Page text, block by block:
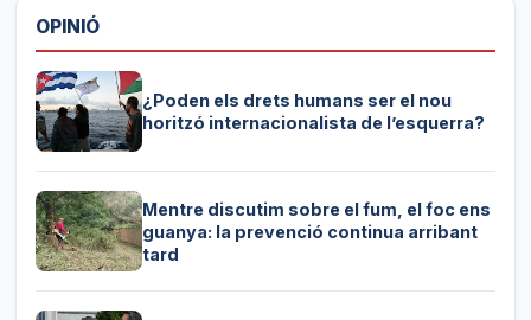
OPINIÓ
¿Poden els drets humans ser el nou
horitzó internacionalista de l’esquerra?
Mentre discutim sobre el fum, el foc ens
guanya: la prevenció continua arribant
tard